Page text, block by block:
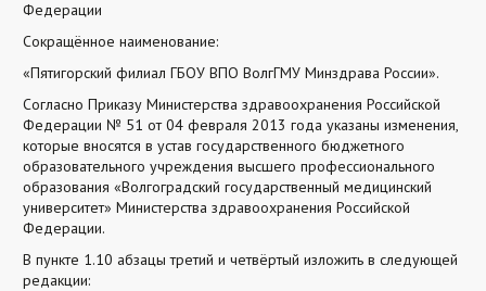
Федерации
Сокращённое наименование:
«Пятигорский филиал ГБОУ ВПО ВолгГМУ Минздрава России».
Согласно Приказу Министерства здравоохранения Российской
Федерации № 51 от 04 февраля 2013 года указаны изменения,
которые вносятся в устав государственного бюджетного
образовательного учреждения высшего профессионального
образования «Волгоградский государственный медицинский
университет» Министерства здравоохранения Российской
Федерации.
В пункте 1.10 абзацы третий и четвёртый изложить в следующей
редакции: